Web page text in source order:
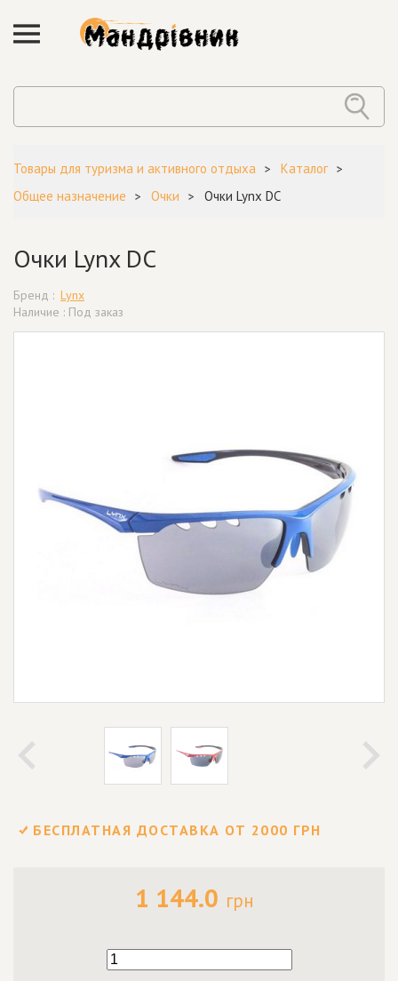
Товары для туризма и активного отдыха
Каталог
Общее назначение
Очки Очки Lynx DC
Очки Lynx DC
Бренд : Lynx
Наличие : Под заказ
БЕСПЛАТНАЯ ДОСТАВКА ОТ 2000 ГРН
1 144.0 грн